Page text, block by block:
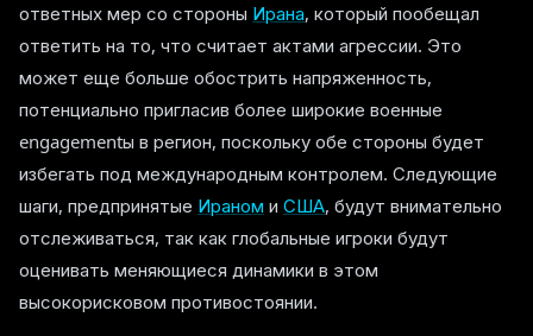
ответных мер со стороны Ирана, который пообещал
ответить на то, что считает актами агрессии. Это
может еще больше обострить напряженность,
потенциально пригласив более широкие военные
engagementы в регион, поскольку обе стороны будет
избегать под международным контролем. Следующие
шаги, предпринятые Ираном и США, будут внимательно
отслеживаться, так как глобальные игроки будут
оценивать меняющиеся динамики в этом
высокорисковом противостоянии.